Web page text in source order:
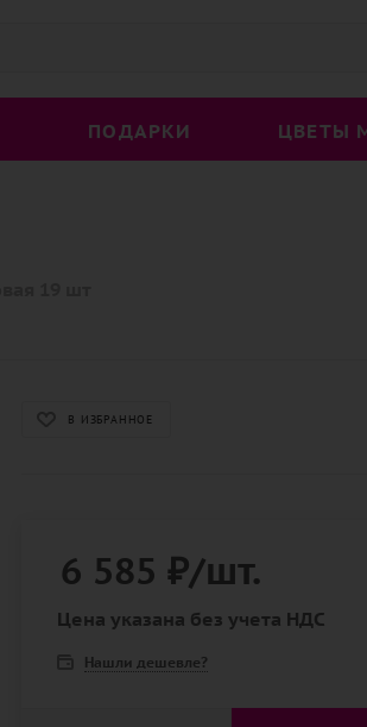
ПОДАРКИ ЦВЕТЫ
В ИЗБРАННОЕ
6 585 ₽/шт.
Цена указана без учета НДС
Нашли дешевле?